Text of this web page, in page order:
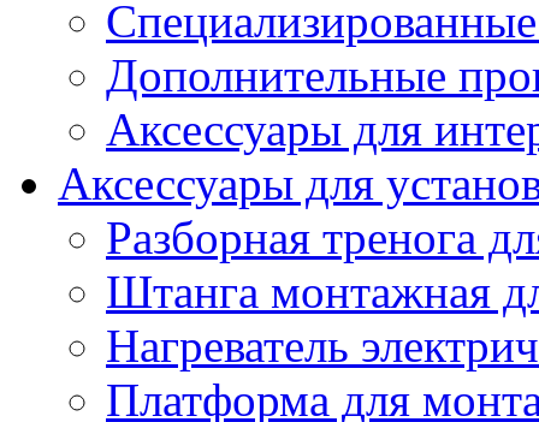
Дополнительные
Аксессуары для
Аксессуары для
Разборная тренога
Штанга монтажная
Нагреватель
Платформа для